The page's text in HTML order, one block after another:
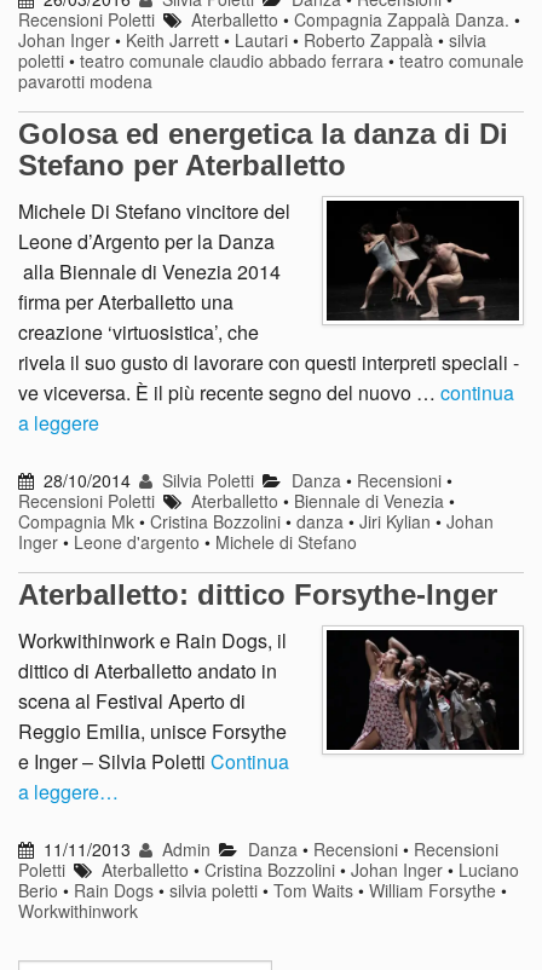
Recensioni Poletti
Aterballetto •Compagnia Zappalà Danza. •
Johan Inger • Keith Jarrett • Lautari • Roberto Zappalà • silvia
poletti • teatro comunale claudio abbado ferrara • teatro comunale
pavarotti modena
Golosa ed energetica la danza di Di
Stefano per Aterballetto
Michele Di Stefano vincitore del
Leone d’Argento per la Danza
alla Biennale di Venezia 2014
firma per Aterballetto una
creazione ‘virtuosistica’, che
rivela il suo gusto di lavorare con questi interpreti speciali -
ve viceversa. È il più recente segno del nuovo … continua
a leggere
28/10/2014 Silvia Poletti Danza • Recensioni•
Recensioni Poletti
Aterballetto • Biennale di Venezia •
Compagnia Mk • Cristina Bozzolini • danza • Jiri Kylian • Johan
Inger • Leone d'argento • Michele di Stefano
Aterballetto: dittico Forsythe-Inger
Workwithinwork e Rain Dogs, il
dittico di Aterballetto andato in
scena al Festival Aperto di
Reggio Emilia, unisce Forsythe
e Inger – Silvia Poletti Continua
a leggere…
11/11/2013 Admin Danza • Recensioni• Recensioni
Poletti
Aterballetto •Cristina Bozzolini •Johan Inger • Luciano
Berio • Rain Dogs • silvia poletti • Tom Waits • William Forsythe •
Workwithinwork